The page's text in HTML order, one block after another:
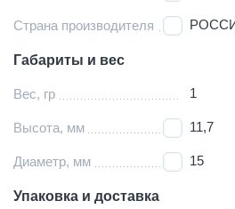
Страна производителя
Габариты и вес
Вес, гр 1
Высота, мм 11,7
Диаметр, мм 15
Упаковка и доставка